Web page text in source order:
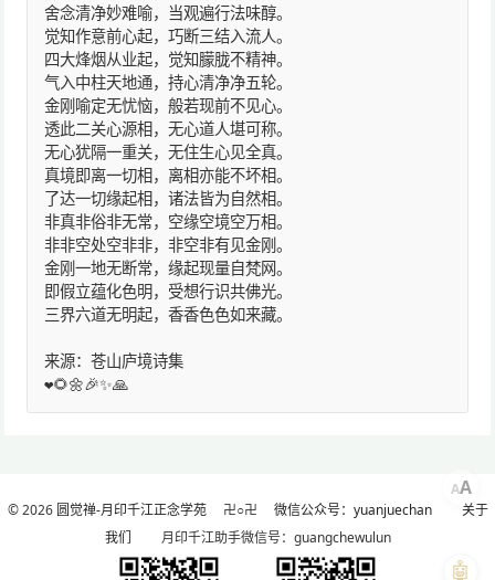
舍念清净妙难喻，当观遍行法味醇。
觉知作意前心起，巧断三结入流人。
四大烽烟从业起，觉知朦胧不精神。
气入中柱天地通，持心清净净五轮。
金刚喻定无忧恼，般若现前不见心。
透此二关心源相，无心道人堪可称。
无心犹隔一重关，无住生心见全真。
真境即离一切相，离相亦能不坏相。
了达一切缘起相，诸法皆为自然相。
非真非俗非无常，空缘空境空万相。
非非空处空非非，非空非有见金刚。
金刚一地无断常，缘起现量自梵网。
即假立蕴化色明，受想行识共佛光。
三界六道无明起，香香色色如来藏。
来源：苍山庐境诗集
❤️🌻🌼🎉✨🙏
© 2026 圆觉禅-月印千江正念学苑卍○卍 微信公众号：yuanjuechan
关于
我们 月印千江助手微信号：guangchewulun
AA
🤖